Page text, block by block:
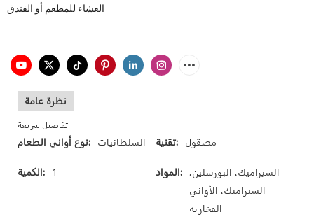
العشاء للمطعم أو الفندق
نظرة عامة
تفاصيل سريعة
نوع أواني الطعام: السلطانيات تقنية: مصقول
الكمية: 1 المواد: السيراميك، البورسلين،
السيراميك، الأواني
الفخارية